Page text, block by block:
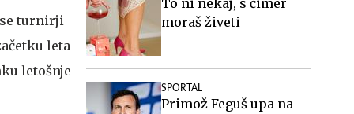
se turnirji
leta
letošnje
To ni nekaj, s čimer
moraš živeti
SPORTAL
Primož Feguš upa na